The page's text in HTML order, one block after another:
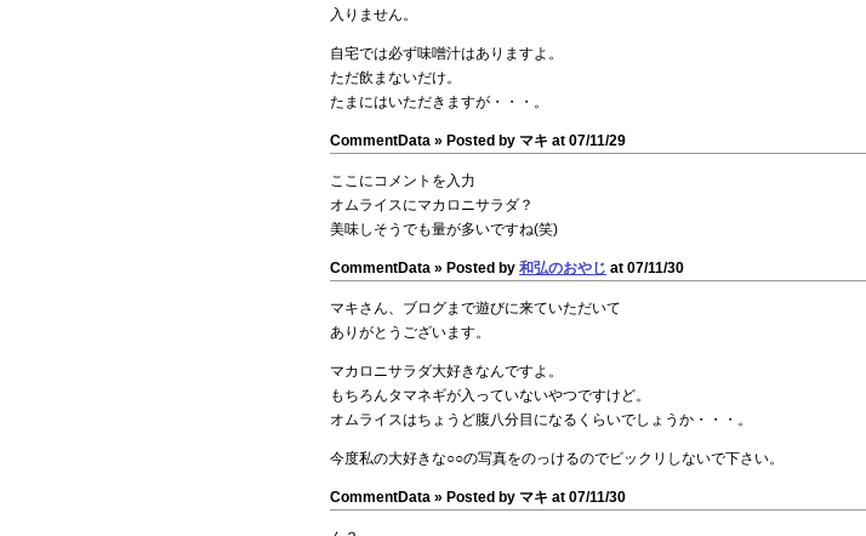
入りません。
自宅では必ず味噌汁はありますよ。
ただ飲まないだけ。
たまにはいただきますが・・・。
CommentData » Posted by マキ at 07/11/29
ここにコメントを入力
オムライスにマカロニサラダ？
美味しそうでも量が多いですね(笑)
CommentData » Posted by 和弘のおやじ at 07/11/30
マキさん、ブログまで遊びに来ていただいて
ありがとうございます。
マカロニサラダ大好きなんですよ。
もちろんタマネギが入っていないやつですけど。
オムライスはちょうど腹八分目になるくらいでしょうか・・・。
今度私の大好きな○○の写真をのっけるのでビックリしないで下さい。
CommentData » Posted by マキ at 07/11/30